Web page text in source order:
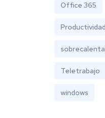
Office 365
Productividad
Teletrabajo
windows